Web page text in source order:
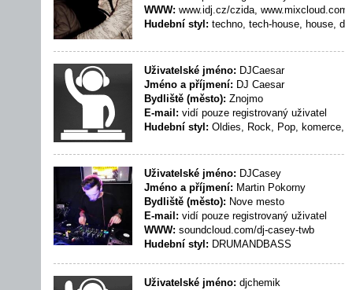
WWW: www.idj.cz/czida,
Hudební styl: techno, tech-house, house,
Uživatelské jméno: DJCaesar
Jméno a příjmení: DJ Caesar
Bydliště (město): Znojmo
E-mail: vidí pouze registrovaný uživatel
Hudební styl: Oldies, Rock, Pop,
Uživatelské jméno: DJCasey
Jméno a příjmení: Martin Pokorny
Bydliště (město): Nove mesto
E-mail: vidí pouze registrovaný uživatel
WWW: soundcloud.com/dj-casey-twb
Hudební styl: DRUMANDBASS
Uživatelské jméno: djchemik